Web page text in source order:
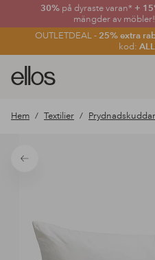
30% på dyraste varan* +
mängder av möbler!
OUTLETDEAL - 25% extra
kod:
Ellos
logotyp
gå
förstasidan
Hem Textilier
Tillbaka